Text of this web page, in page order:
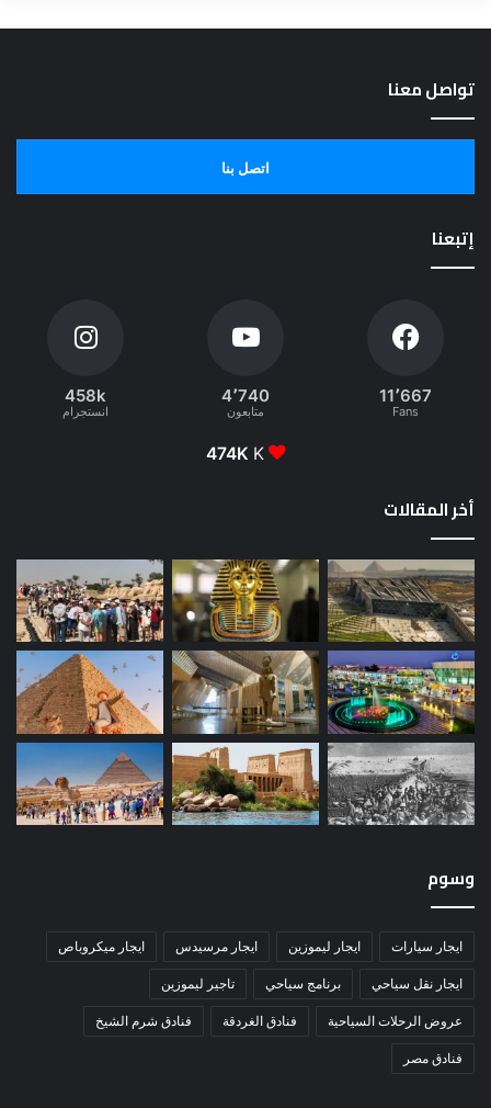
تواصل معنا
اتصل بنا
إتبعنا
11٬667
Fans
4٬740
متابعون
458k
انستجرام
474K K
أخر المقالات
وسوم
ايجار سيارات ايجار ليموزين ايجار مرسيدس ايجار ميكروباص
ايجار نقل سياحي برنامج سياحي تاجير ليموزين
عروض الرحلات السياحية فنادق الغردقة فنادق شرم الشيخ
فنادق مصر